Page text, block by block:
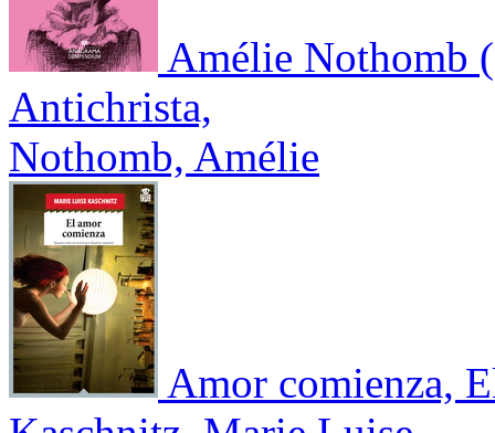
Amélie Nothomb
Antichrista,
Nothomb, Amélie
Amor comienza,